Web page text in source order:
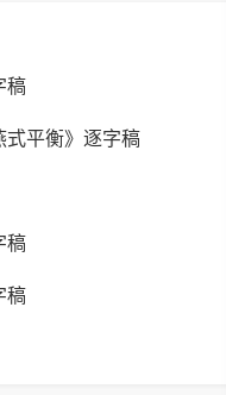
稿
式平衡》逐字稿
稿
稿